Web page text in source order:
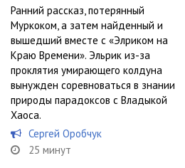
Ранний рассказ, потерянный
Муркоком, а затем найденный и
вышедший вместе с «Элриком на
Краю Времени». Эльрик из-за
проклятия умирающего колдуна
вынужден соревноваться в знании
природы парадоксов с Владыкой
Хаоса.
Сергей Оробчук
25 минут